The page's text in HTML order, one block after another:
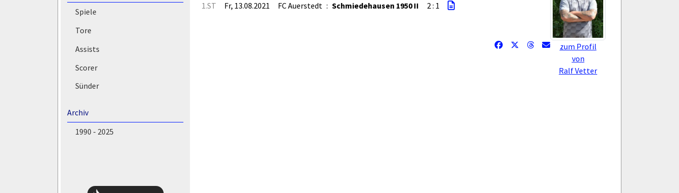
Spiele
Tore
Assists
Scorer
Sünder
Archiv
1990 - 2025
zum Profil
von
Ralf Vetter
1.ST Fr, 13.08.2021 FC Auerstedt : Schmiedehausen 1950 II 2 : 1